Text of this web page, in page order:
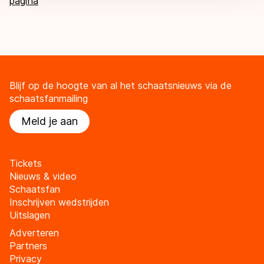
Blijf op de hoogte van al het schaatsnieuws via de
schaatsfanmailing
Meld je aan
Tickets
Nieuws & video
Schaatsfan
Inschrijven wedstrijden
Uitslagen
Adverteren
Partners
Privacy